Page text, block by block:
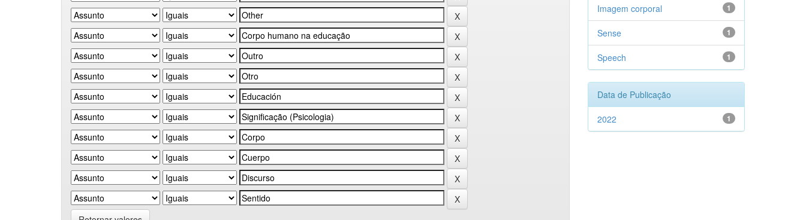
1
Imagem corporal
1
Sense
1
Speech
Data de Publicação
1
2022